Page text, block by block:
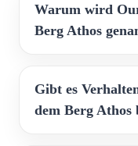
Warum wird
Berg Athos
Gibt es
dem Berg Athos